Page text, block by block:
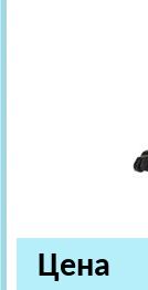
Цена